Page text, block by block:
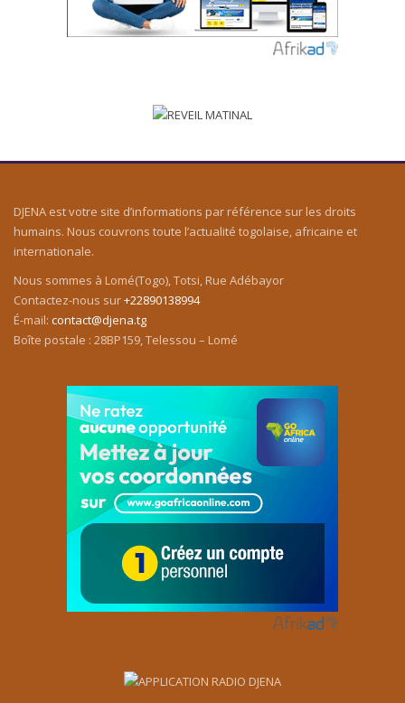
DJENA est votre site d’informations par référence sur les droits
humains. Nous couvrons toute l’actualité togolaise, africaine et
internationale.
Nous sommes à Lomé(Togo), Totsi, Rue Adébayor
Contactez-nous sur+22890138994
É-mail: contact@djena.tg
Boîte postale : 28BP159, Telessou – Lomé